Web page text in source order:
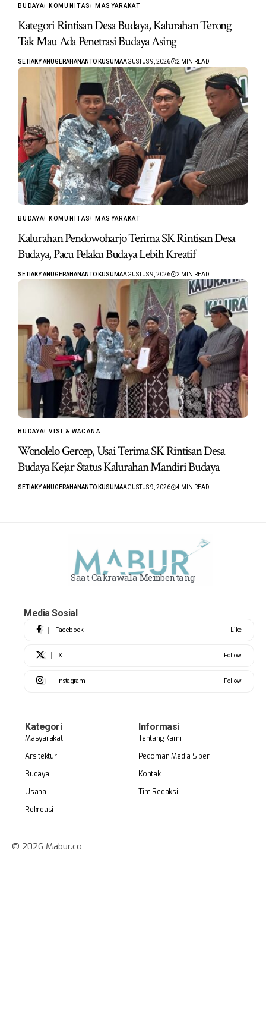
BUDAYA KOMUNITAS MASYARAKAT
Kategori Rintisan Desa Budaya, Kalurahan Terong
Tak Mau Ada Penetrasi Budaya Asing
SETIAKY ANUGERAHANANTO KUSUMAAGUSTUS 9, 2026 2 MIN READ
BUDAYA KOMUNITAS MASYARAKAT
Kalurahan Pendowoharjo Terima SK Rintisan Desa
Budaya, Pacu Pelaku Budaya Lebih Kreatif
SETIAKY ANUGERAHANANTO KUSUMAAGUSTUS 9, 2026 2 MIN READ
BUDAYA VISI & WACANA
Wonolelo Gercep, Usai Terima SK Rintisan Desa
Budaya Kejar Status Kalurahan Mandiri Budaya
SETIAKY ANUGERAHANANTO KUSUMAAGUSTUS 9, 2026 4 MIN READ
Saat Cakrawala Membentang
Media Sosial
Facebook Like
X Follow
Instagram Follow
Kategori
Masyarakat
Arsitektur
Budaya
Usaha
Rekreasi
Informasi
Tentang Kami
Pedoman Media Siber
Kontak
Tim Redaksi
© 2026 Mabur.co